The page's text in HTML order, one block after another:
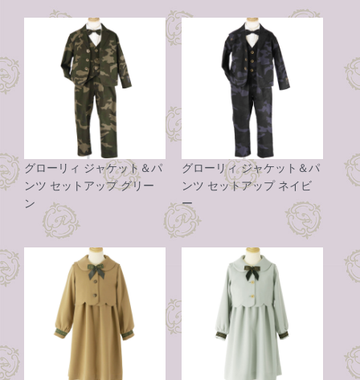
グローリィ ジャケット＆パ
ンツ セットアップ グリー
ン
グローリィ ジャケット＆パ
ンツ セットアップ ネイビ
ー